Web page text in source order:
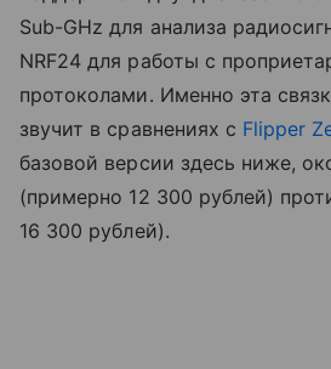
Sub-GHz для анализа
NRF24 для работы с
протоколами. Именно эта
звучит в сравнениях с Flipper
базовой версии здесь ниже,
(примерно 12 300 рублей)
16 300 рублей).